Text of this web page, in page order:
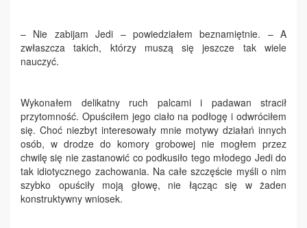
– Nie zabijam Jedi – powiedziałem beznamiętnie. – A
zwłaszcza takich, którzy muszą się jeszcze tak wiele
nauczyć.
Wykonałem delikatny ruch palcami i padawan stracił
przytomność. Opuściłem jego ciało na podłogę i odwróciłem
się. Choć niezbyt interesowały mnie motywy działań innych
osób, w drodze do komory grobowej nie mogłem przez
chwilę się nie zastanowić co podkusiło tego młodego Jedi do
tak idiotycznego zachowania. Na całe szczęście myśli o nim
szybko opuściły moją głowę, nie łącząc się w żaden
konstruktywny wniosek.